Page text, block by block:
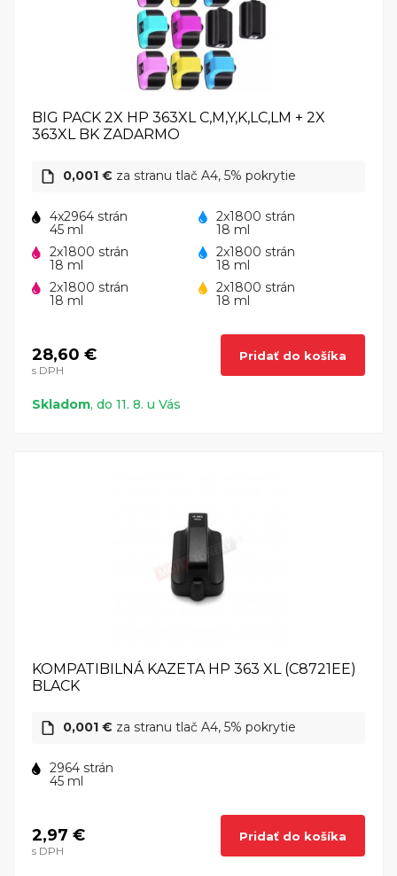
BIG PACK 2X HP 363XL C,M,Y,K,LC,LM + 2X
363XL BK ZADARMO
0,001 € za stranu tlač A4, 5% pokrytie
4x2964 strán
45 ml
2x1800 strán
18 ml
2x1800 strán
18 ml
2x1800 strán
18 ml
2x1800 strán
18 ml
2x1800 strán
18 ml
28,60 €
s DPH
Pridať do košíka
Skladom, do 11. 8. u Vás
KOMPATIBILNÁ KAZETA HP 363 XL (C8721EE)
BLACK
0,001 € za stranu tlač A4, 5% pokrytie
2964 strán
45 ml
2,97 €
s DPH
Pridať do košíka